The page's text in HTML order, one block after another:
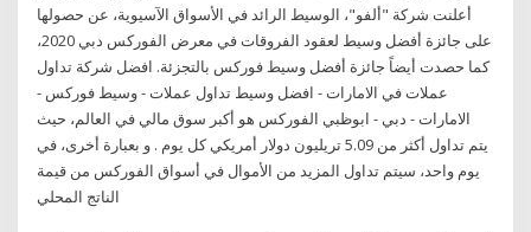
أعلنت شركة "ألفو"، الوسيط الرائد في الأسواق الآسيوية، عن حصولها
على جائزة أفضل وسيط لعقود الفروقات في معرض الفوركس دبي 2020،
كما حصدت أيضاً جائزة أفضل وسيط فوركس بالتجزئة. افضل شركة تداول
عملات في الامارات - افضل وسيط تداول عملات - وسيط فوركس -
الامارات - دبي - ابوظبي الفوركس هو أكبر سوق مالي في العالم، حيث
يتم تداول أكثر من 5.09 تريليون دولار أمريكي كل يوم . و بعبارة أخرى، في
يوم واحد، سيتم تداول المزيد من الأموال في أسواق الفوركس من قيمة
الناتج المحلي